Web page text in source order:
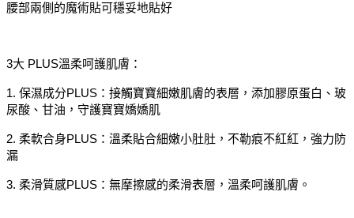
腰部兩側的魔術貼可穩妥地貼好
3大 PLUS溫柔呵護肌膚：
1. 保濕成分PLUS：接觸寶寶細嫩肌膚的表層，添加膠原蛋白、玻
尿酸、甘油，守護寶寶嬌嬌肌
2. 柔軟合身PLUS：溫柔貼合細嫩小肚肚，不勒痕不紅紅，強力防
漏
3. 柔滑質感PLUS：無摩擦感的柔滑表層，溫柔呵護肌膚。